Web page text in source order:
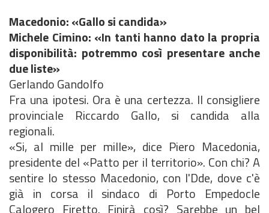
Macedonio: «Gallo si candida»
Michele Cimino: «In tanti hanno dato la propria
disponibilità: potremmo così presentare anche
due liste»
Gerlando Gandolfo
Fra una ipotesi. Ora è una certezza. Il consigliere
provinciale Riccardo Gallo, si candida alla
regionali.
«Si, al mille per mille», dice Piero Macedonia,
presidente del «Patto per il territorio». Con chi? A
sentire lo stesso Macedonio, con l'Dde, dove c'è
già in corsa il sindaco di Porto Empedocle
Calogero Firetto. Finirà così? Sarebbe un bel